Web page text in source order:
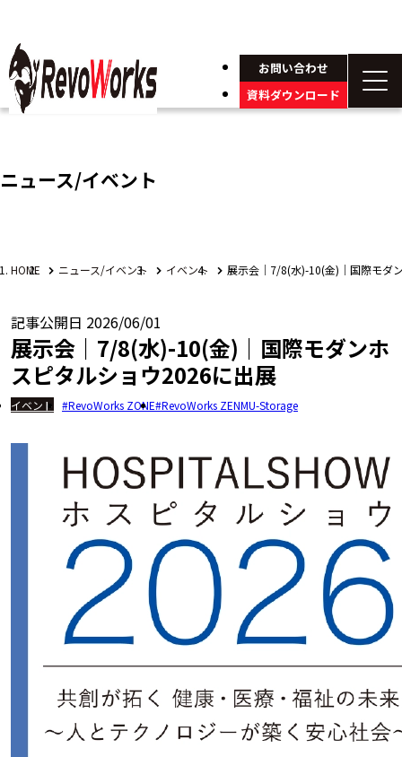
お問い合わせ
資料ダウンロード
ニュース/イベント
HOME ニュース/イベント イベント 展示会｜7/8(水)-10(金)｜国際モダ
記事公開日 2026/06/01
展示会｜7/8(水)-10(金)｜国際モダンホ
スピタルショウ2026に出展
イベント RevoWorks ZONE RevoWorks ZENMU-Storage